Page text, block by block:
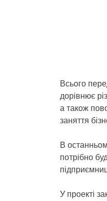
Всього
дорівнює
а також
заняття
В
потрібно
У проекті